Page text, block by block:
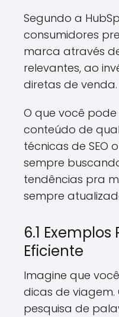
Segundo a
consumidores
marca através
relevantes, ao
diretas de venda.
O que você
conteúdo de
técnicas de
sempre
tendências pra
sempre
6.1 Exemplos
Eficiente
Imagine que
dicas de
pesquisa de